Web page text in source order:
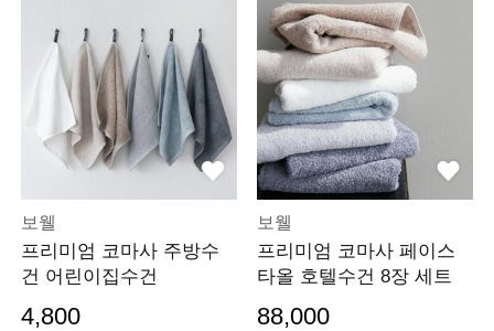
보웰
프리미엄 코마사 주방수
건 어린이집수건
4,800
보웰
프리미엄 코마사 페이스
타올 호텔수건 8장 세트
88,000